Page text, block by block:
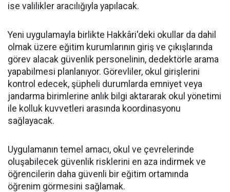
ise valilikler aracılığıyla yapılacak.
Yeni uygulamayla birlikte Hakkâri'deki okullar da dahil
olmak üzere eğitim kurumlarının giriş ve çıkışlarında
görev alacak güvenlik personelinin, dedektörle arama
yapabilmesi planlanıyor. Görevliler, okul girişlerini
kontrol edecek, şüpheli durumlarda emniyet veya
jandarma birimlerine anlık bilgi aktararak okul yönetimi
ile kolluk kuvvetleri arasında koordinasyonu
sağlayacak.
Uygulamanın temel amacı, okul ve çevrelerinde
oluşabilecek güvenlik risklerini en aza indirmek ve
öğrencilerin daha güvenli bir eğitim ortamında
öğrenim görmesini sağlamak.